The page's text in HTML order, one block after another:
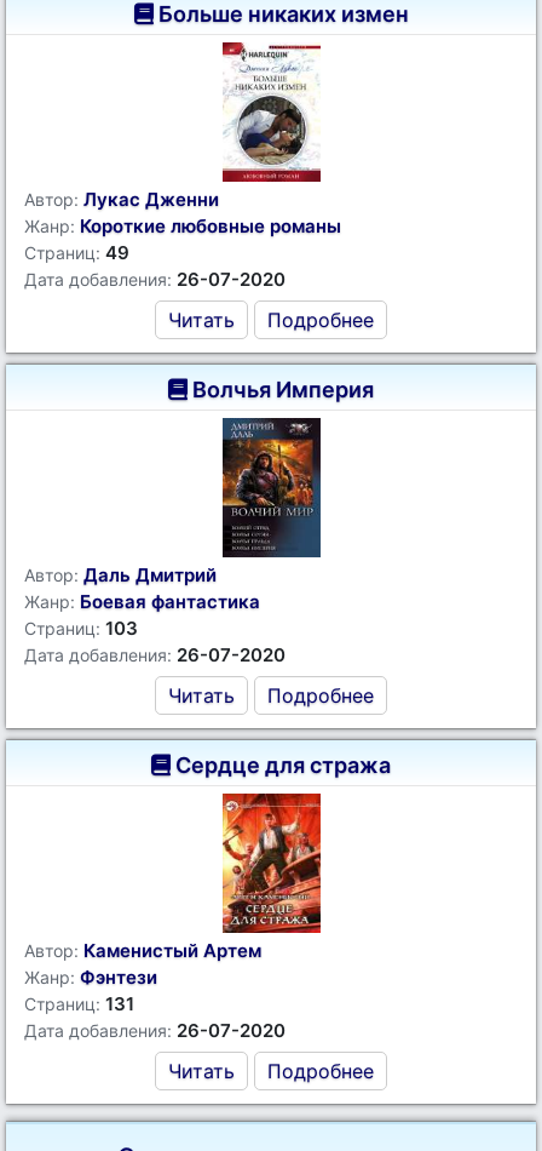
Больше никаких измен
Автор: Лукас Дженни
Жанр: Короткие любовные романы
Страниц: 49
Дата добавления: 26-07-2020
Читать Подробнее
Волчья Империя
Автор: Даль Дмитрий
Жанр: Боевая фантастика
Страниц: 103
Дата добавления: 26-07-2020
Читать Подробнее
Сердце для стража
Автор: Каменистый Артем
Жанр: Фэнтези
Страниц: 131
Дата добавления: 26-07-2020
Читать Подробнее